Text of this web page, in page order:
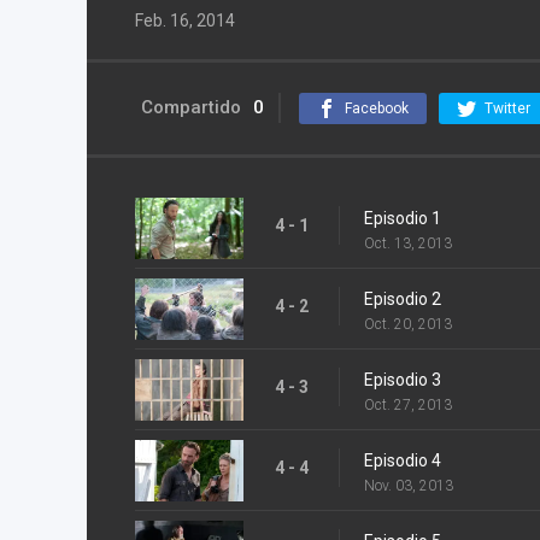
Feb. 16, 2014
Compartido 0 Facebook Twitter
4 - 1 Episodio 1
Oct. 13, 2013
4 - 2 Episodio 2
Oct. 20, 2013
4 - 3 Episodio 3
Oct. 27, 2013
4 - 4 Episodio 4
Nov. 03, 2013